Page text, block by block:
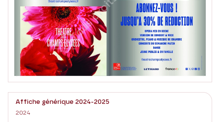
Affiche générique 2024-2025
2024